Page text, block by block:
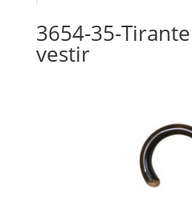
3654-35-
vestir